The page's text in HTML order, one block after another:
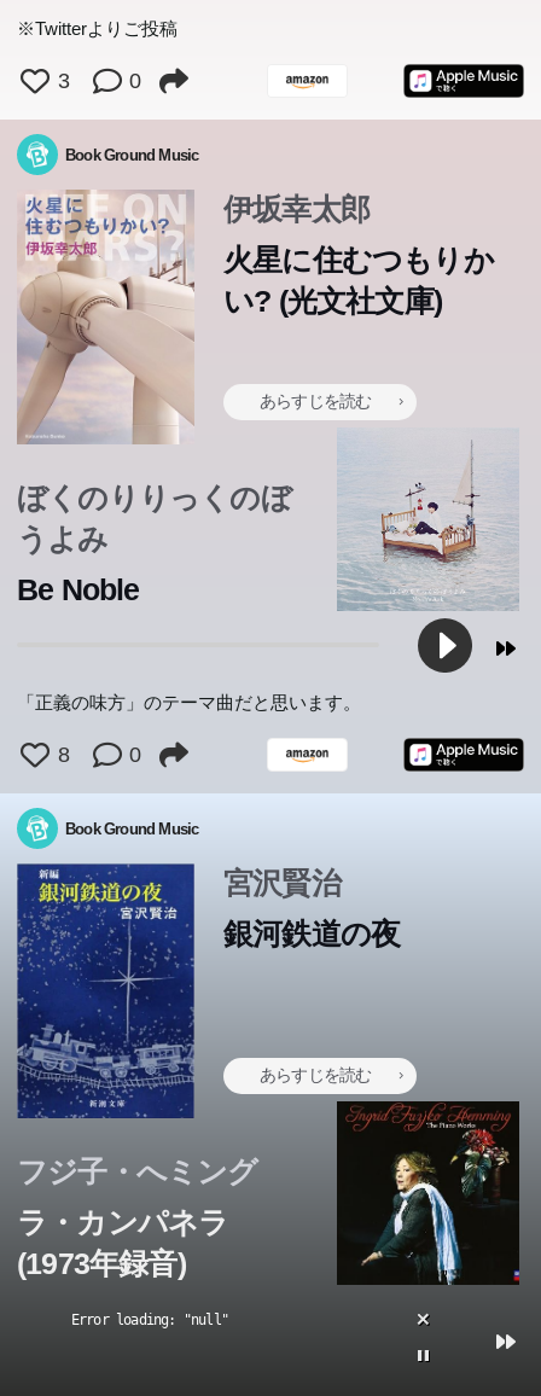
仮想リゾート“数値海岸”の一区画“夏の区界”。南欧の港町
を模したそこでは、ゲストである人間の訪問が途絶えてか
ら1000年、取り残されたAIたちが永遠に続く夏を過ごし
ていた。だが、それは突如として終焉のときを迎える。謎
の存在“蜘蛛”の大群が、街のすべてを無化しはじめたの
だ。わずかに生き残ったAIたちの、絶望にみちた一夜の攻
防戦が幕を開ける―仮想と現実の闘争を描く『廃園の天
使』シリーズ第1作。
最強の殺し屋は――恐妻家。 殺し屋シリーズ最新作!
最強の殺し屋は――恐妻家。 殺し屋シリーズ最新作!
最強の殺し屋は――恐妻家。 殺し屋シリーズ最新作!
最強の殺し屋は――恐妻家。 殺し屋シリーズ最新作!
最強の殺し屋は――恐妻家。 殺し屋シリーズ最新作!
高校生の時、偶然ピアノ調律師の板鳥と出会って以来、調
律に魅せられた外村は、念願の調律師として働き始める。
ひたすら音と向き合い、人と向き合う外村。個性豊かな先
輩たちや双子の姉妹に囲まれながら、調律の森へと深く分
け入っていく―。一人の青年が成長する姿を温かく静謐な
「安全地区」に指定された仙台を取り締まる「平和警
察」。その管理下、住人の監視と密告によって「危険人
物」と認められた者は、衆人環視の中で刑に処されてしま
う。不条理渦巻く世界で窮地に陥った人々を救うのは、全
身黒ずくめの「正義の味方」、ただ一人。ディストピアに
迸るユーモアとアイロニー。伊坂ワールドの醍醐味が余す
ところなく詰め込まれたジャンルの枠を超越する傑作!
※Twitterよりご投稿
3 0
Book Ground Music
伊坂幸太郎
火星に住むつもりか
い? (光文社文庫)
あらすじを読む
「安全地区」に指定された仙台を取り締まる「平和警
察」。その管理下、住人の監視と密告によって「危険人
物」と認められた者は、衆人環視の中で刑に処されてしま
う。不条理渦巻く世界で窮地に陥った人々を救うのは、全
身黒ずくめの「正義の味方」、ただ一人。ディストピアに
迸るユーモアとアイロニー。伊坂ワールドの醍醐味が余す
ところなく詰め込まれたジャンルの枠を超越する傑作!
ぼくのりりっくのぼ
うよみ
Be Noble
「正義の味方」のテーマ曲だと思います。
8 0
Book Ground Music
宮沢賢治
銀河鉄道の夜
あらすじを読む
貧しく孤独な少年ジョバンニが、親友カムパネルラと銀河
鉄道に乗って美しく悲しい夜空の旅をする、永遠の未完成
の傑作である表題作や、「よだかの星」「オツベルと象」
「セロ弾きのゴーシュ」など、イーハトーヴォの切なく多
彩な世界に、「北守将軍と三人兄弟の医者」「饑餓陣営」
「ビジテリアン大祭」を加えた14編を収録。賢治童話の
豊饒な味わいをあますところなく披露する。
フジ子・へミング
ラ・カンパネラ
(1973年録音)
Error loading: "null"
クラブの後輩の女の子を「黒髪の乙女」とよんで、ひそか
に片思いしてる「先輩」。なんとかお近づきになろうと今
日も「なるべく彼女の目にとまる」ナカメ作戦として乙女
が行きそうな場所をウロウロしてみるけど…行く先々でヘ
ンテコな人たちがひきおこす事件にまきこまれ、ぜんぜん
前にすすめない！ この恋、いったいどうなるの!? 天然す
ぎる乙女と空まわりしまくりな先輩の予測不能の初恋ファ
ンタジー！【小学上級から ★★★】
目覚めると、私は闇の中にいた。交通事故により全身不随
のうえ音も視覚も、五感の全てを奪われていたのだ。残っ
たのは右腕の皮膚感覚のみ。ピアニストの妻はその腕を鍵
盤に見たて、日々の想いを演奏で伝えることを思いつく。
それは、永劫の囚人となった私の唯一の救いとなる
が……。表題作のほか、「Calling You」「傷」など傑作短
篇５作とリリカルな怪作「ボクの賢いパンツくん」、書き
下ろし「ウソカノ」の２作を初収録。
狸の名門・下鴨家の矢三郎は、親譲りの無鉄砲で子狸の頃
から顰蹙ばかり買っている。皆が恐れる天狗や人間にもち
ょっかいばかり。そんなある日、老いぼれ天狗・赤玉先生
の跡継ぎ“二代目”が英国より帰朝し、狸界は大困惑。人間
の悪食集団「金曜倶楽部」は、恒例の狸鍋の具を探してい
るし、平和な日々はどこへやら...。矢三郎の「阿呆の血」
が騒ぐ!
ぼくはまだ小学校の四年生だが、もう大人に負けないほど
いろいろなことを知っている。毎日きちんとノートを取る
し、たくさん本を読むからだ。ある日、ぼくが住む郊外の
街に、突然ペンギンたちが現れた。このおかしな事件に歯
科医院のお姉さんの不思議な力が関わっていることを知っ
たぼくは、その謎を研究することにした──。少年が目に
する世界は、毎日無限に広がっていく。第31回日本SF大
賞受賞作。
多崎つくるは鉄道の駅をつくっている。名古屋での高校時
代、四人の男女の親友と完璧な調和を成す関係を結んでい
たが、大学時代のある日突然、四人から絶縁を申し渡され
た。理由も告げられずに。死の淵を一時さ迷い、漂うよう
に生きてきたつくるは、新しい年上の恋人・沙羅に促さ
れ、あの時何が起きたのか探り始めるのだった。
多崎つくるは鉄道の駅をつくっている。名古屋での高校時
代、四人の男女の親友と完璧な調和を成す関係を結んでい
たが、大学時代のある日突然、四人から絶縁を申し渡され
た。理由も告げられずに。死の淵を一時さ迷い、漂うよう
に生きてきたつくるは、新しい年上の恋人・沙羅に促さ
れ、あの時何が起きたのか探り始めるのだった。
CDショップに入りびたり、苗字が町や市の名前であり、
受け答えが微妙にずれていて、素手で他人に触ろうとしな
い―そんな人物が身近に現れたら、死神かもしれません。
一週間の調査ののち、対象者の死に可否の判断をくだし、
翌八日目に死は実行される。クールでどこか奇妙な死神・
CDショップに入りびたり、苗字が町や市の名前であり、
受け答えが微妙にずれていて、素手で他人に触ろうとしな
い―そんな人物が身近に現れたら、死神かもしれません。
一週間の調査ののち、対象者の死に可否の判断をくだし、
翌八日目に死は実行される。クールでどこか奇妙な死神・
殺された妻の仇を討つため非合法組織【令嬢】の社員とし
て働く「鈴木」。復讐の機会をうかがっている最中、その
ターゲットが何者かに殺され...。ナイフ使いの「蝉」、自
殺させ屋「鯨」、そして謎の男「押し屋」を巻き込み、復
讐劇は予測不可能な未来へ突き進む――